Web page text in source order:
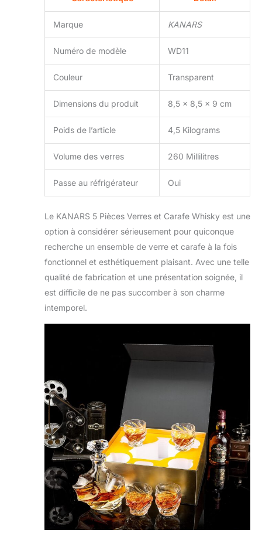
Marque KANARS
Numéro de modèle WD11
Couleur Transparent
Dimensions du produit 8,5 x 8,5 x 9 cm
Poids de l’article 4,5 Kilograms
Volume des verres 260 Millilitres
Passe au réfrigérateur Oui
Le KANARS 5 Pièces Verres et Carafe Whisky est une
option à considérer sérieusement pour quiconque
recherche un ensemble de verre et carafe à la fois
fonctionnel et esthétiquement plaisant. Avec une telle
qualité de fabrication et une présentation soignée, il
est difficile de ne pas succomber à son charme
intemporel.